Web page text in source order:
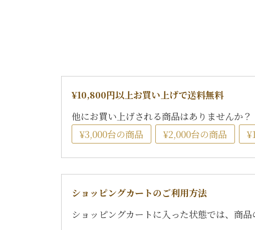
¥10,800円以上お買い上げで送料無料
他にお買い上げされる商品はありませんか？
¥3,000台の商品
¥2,000台の商品
ショッピングカートのご利用方法
ショッピングカートに入った状態では、商品